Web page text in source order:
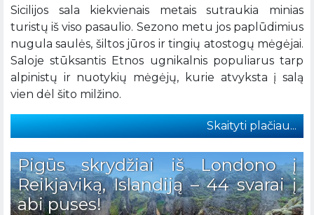
Sicilijos sala kiekvienais metais sutraukia minias
turistų iš viso pasaulio. Sezono metu jos paplūdimius
nugula saulės, šiltos jūros ir tingių atostogų mėgėjai.
Saloje stūksantis Etnos ugnikalnis populiarus tarp
alpinistų ir nuotykių mėgėjų, kurie atvyksta į salą
vien dėl šito milžino.
Skaityti plačiau...
Pigūs skrydžiai iš Londono į
Reikjaviką, Islandiją – 44 svarai į
abi puses!